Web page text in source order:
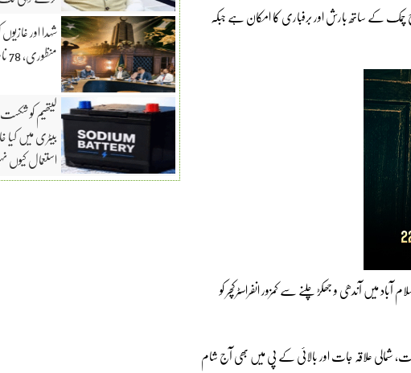
گرج چمک کے ساتھ بارش اور برفباری کا امکان ہے جبکہ
میں آندھی و جھکڑ چلنے سے کمزور انفراسٹرکچر کو
شمالی علاقہ جات اور بالائی کے پی میں بھی آج شام
شہدا اور
منظوری، 78 نام فہرست میں شامل
لیتھیم کو
بیٹری میں
استعمال کیوں